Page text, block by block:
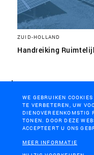
ZUID-HOLLAND
Handreiking
PROVINCIE OVERIJSSEL
WE GEBRUIKEN
TE VERBETEREN, UW
DIENOVEREENKOMSTIG
TONEN. DOOR DEZE
ACCEPTEERT U ONS
MEER INFORMATIE